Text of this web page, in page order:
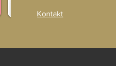
Kontakt